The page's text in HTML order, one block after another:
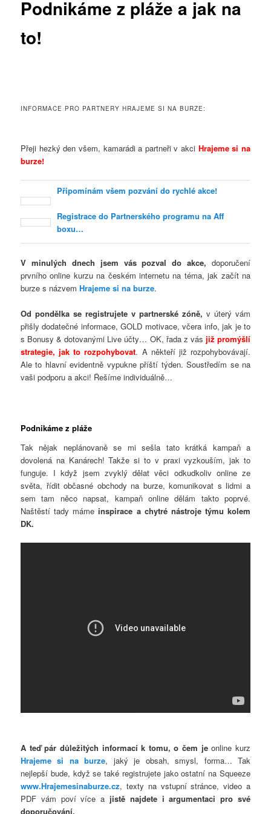
Podnikáme z pláže a jak na
to!
INFORMACE PRO PARTNERY HRAJEME SI NA BURZE:
Přeji hezký den všem, kamarádi a partneři v akci Hrajeme si na
burze!
Připomínám všem pozvání do rychlé akce!
Registrace do Partnerského programu na Aff
boxu…
V minulých dnech jsem vás pozval do akce, doporučení
prvního online kurzu na českém internetu na téma, jak začít na
burze s názvemHrajeme si na burze.
Od pondělka se registrujete v partnerské zóně, v úterý vám
přišly dodatečné informace, GOLD motivace, včera info, jak je to
s Bonusy & dotovanými Live účty… OK, řada z vás již promýšlí
strategie, jak to rozpohybovat. A někteří již rozpohybovávají.
Ale to hlavní evidentně vypukne příští týden. Soustředím se na
vaši podporu a akci! Řešíme individuálně…
Podnikáme z pláže
Tak nějak neplánovaně se mi sešla tato krátká kampaň a
dovolená na Kanárech! Takže si to v praxi vyzkouším, jak to
funguje. I když jsem zvyklý dělat věci odkudkoliv online ze
světa, řídit občasné obchody na burze, komunikovat s lidmi a
sem tam něco napsat, kampaň online dělám takto poprvé.
Naštěstí tady mámeinspirace a chytré nástroje týmu kolem
DK.
A teď pár důležitých informací k tomu, o čem jeonline kurz
Hrajeme si na burze, jaký je obsah, smysl, forma… Tak
nejlepší bude, když se také registrujete jako ostatní na Squeeze
www.Hrajemesinaburze.cz, texty na vstupní stránce, video a
PDF vám poví více a jistě najdete i argumentaci pro své
doporučování.